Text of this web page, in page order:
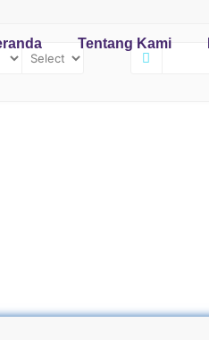
Tentang Kami